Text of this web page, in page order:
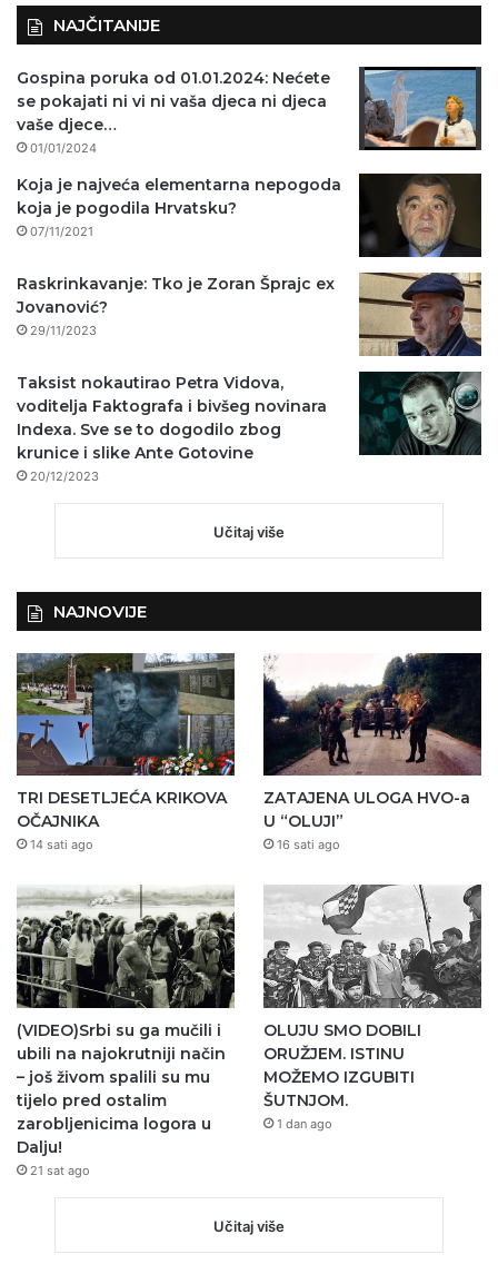
NAJČITANIJE
Gospina poruka od 01.01.2024: Nećete
se pokajati ni vi ni vaša djeca ni djeca
vaše djece…
01/01/2024
Koja je najveća elementarna nepogoda
koja je pogodila Hrvatsku?
07/11/2021
Raskrinkavanje: Tko je Zoran Šprajc ex
Jovanović?
29/11/2023
Taksist nokautirao Petra Vidova,
voditelja Faktografa i bivšeg novinara
Indexa. Sve se to dogodilo zbog
krunice i slike Ante Gotovine
20/12/2023
Učitaj više
NAJNOVIJE
TRI DESETLJEĆA KRIKOVA
OČAJNIKA
14 sati ago
ZATAJENA ULOGA HVO-a
U “OLUJI”
16 sati ago
(VIDEO)Srbi su ga mučili i
ubili na najokrutniji način
– još živom spalili su mu
tijelo pred ostalim
zarobljenicima logora u
Dalju!
21 sat ago
OLUJU SMO DOBILI
ORUŽJEM. ISTINU
MOŽEMO IZGUBITI
ŠUTNJOM.
1 dan ago
Učitaj više